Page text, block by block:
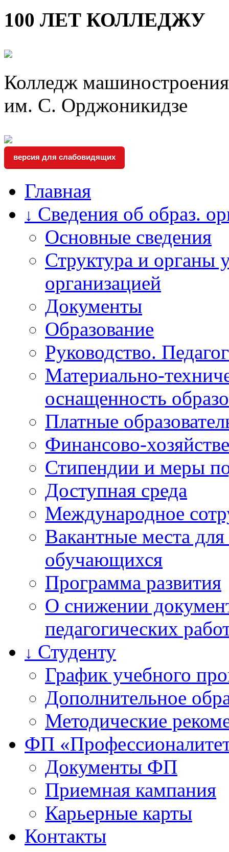
100 ЛЕТ КОЛЛЕДЖУ
Колледж
им. С. Орджоникидзе
версия для слабовидящих
Главная
↓ Сведения об образ.
Основные сведения
Структура и органы
организацией
Документы
Образование
Руководство.
Материально-
оснащенность
Платные
Финансово-
Стипендии и меры
Доступная среда
Международное
Вакантные места
обучающихся
Программа развития
О снижении
педагогических
↓ Студенту
График учебного
Дополнительное
Методические
ФП
Документы ФП
Приемная кампания
Карьерные карты
Контакты